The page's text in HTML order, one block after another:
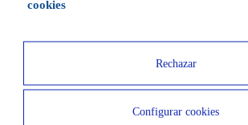
Ver zona multimedia
cookies
Rechazar
Configurar cookies